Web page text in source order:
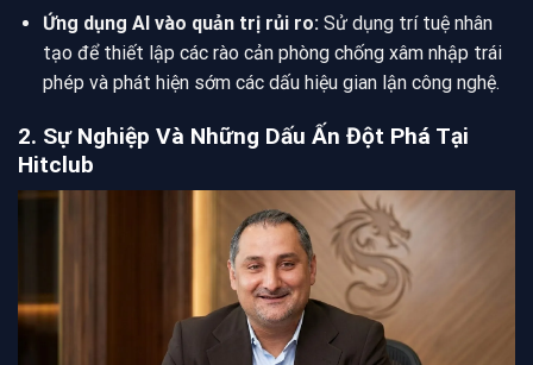
Ứng dụng AI vào quản trị rủi ro:Sử dụng trí tuệ nhân
tạo để thiết lập các rào cản phòng chống xâm nhập trái
phép và phát hiện sớm các dấu hiệu gian lận công nghệ.
2. Sự Nghiệp Và Những Dấu Ấn Đột Phá Tại
Hitclub